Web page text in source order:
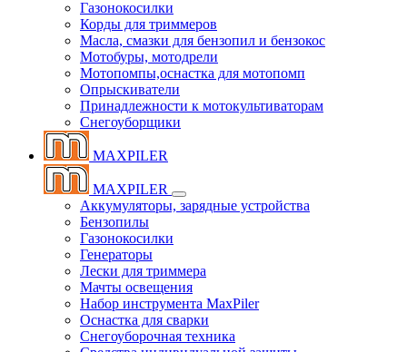
Газонокосилки
Корды для триммеров
Масла, смазки для бензопил и бензокос
Мотобуры, мотодрели
Мотопомпы,оснастка для мотопомп
Опрыскиватели
Принадлежности к мотокультиваторам
Снегоуборщики
MAXPILER
MAXPILER
Аккумуляторы, зарядные устройства
Бензопилы
Газонокосилки
Генераторы
Лески для триммера
Мачты освещения
Набор инструмента MaxPiler
Оснастка для сварки
Снегоуборочная техника